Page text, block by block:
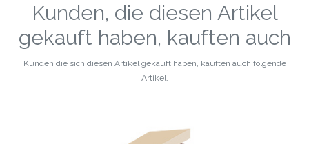
Kunden, die diesen Artikel
gekauft haben, kauften auch
Kunden die sich diesen Artikel gekauft haben, kauften auch folgende
Artikel.